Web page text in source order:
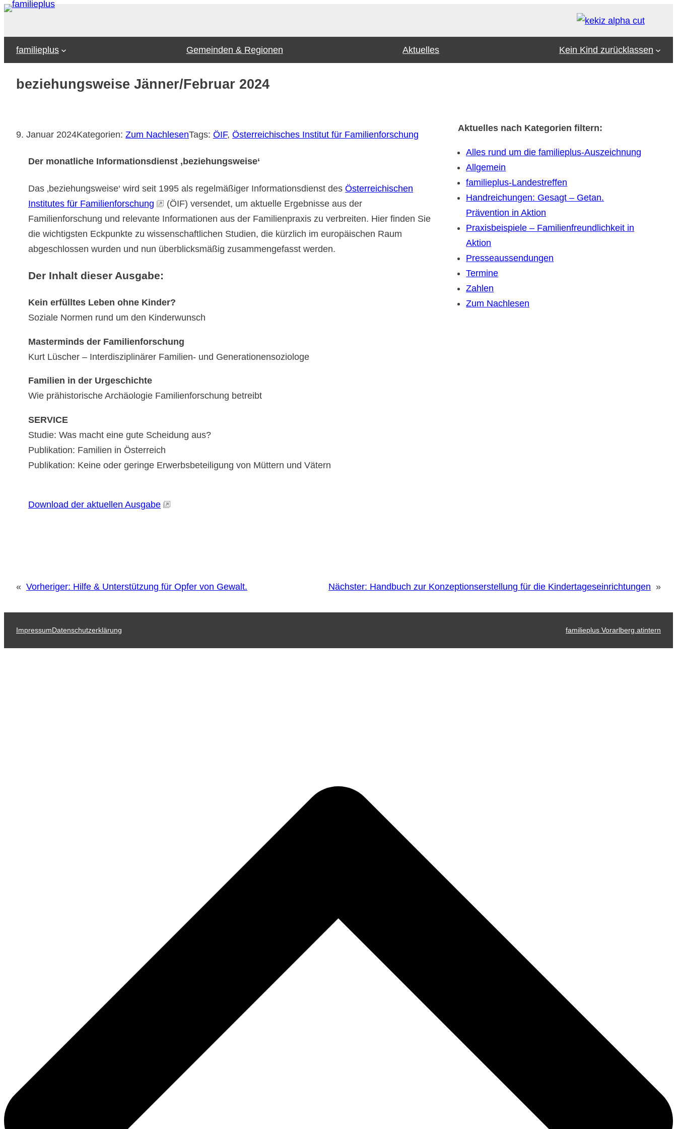
Zum
familieplus
Gemeinden & Regionen Aktuelles Kein Kind zurücklassen
beziehungsweise Jänner/Februar 2024
9. Januar 2024Kategorien: Zum NachlesenTags: ÖIF, Österreichisches Institut für Familienforschung
Der monatliche Informationsdienst ‚beziehungsweise‘
Das ‚beziehungsweise‘ wird seit 1995 als regelmäßiger Informationsdienst des Österreichischen
Institutes für Familienforschung
(ÖIF) versendet, um aktuelle Ergebnisse aus der
Familienforschung und relevante Informationen aus der Familienpraxis zu verbreiten. Hier finden Sie
die wichtigsten Eckpunkte zu wissenschaftlichen Studien, die kürzlich im europäischen Raum
abgeschlossen wurden und nun überblicksmäßig zusammengefasst werden.
Der Inhalt dieser Ausgabe:
Kein erfülltes Leben ohne Kinder?
Soziale Normen rund um den Kinderwunsch
Masterminds der Familienforschung
Kurt Lüscher – Interdisziplinärer Familien- und Generationensoziologe
Familien in der Urgeschichte
Wie prähistorische Archäologie Familienforschung betreibt
SERVICE
Studie: Was macht eine gute Scheidung aus?
Publikation: Familien in Österreich
Publikation: Keine oder geringe Erwerbsbeteiligung von Müttern und Vätern
Download der aktuellen Ausgabe
Aktuelles nach Kategorien filtern:
Alles rund um die familieplus-Auszeichnung
Allgemein
familieplus-Landestreffen
Handreichungen: Gesagt – Getan.
Prävention in Aktion
Praxisbeispiele – Familienfreundlichkeit in
Aktion
Presseaussendungen
Termine
Zahlen
Zum Nachlesen
« Vorheriger: Hilfe & Unterstützung für Opfer von Gewalt. Nächster: Handbuch zur Konzeptionserstellung für die Kindertageseinrichtungen »
ImpressumDatenschutzerklärung familieplus Vorarlberg.atintern